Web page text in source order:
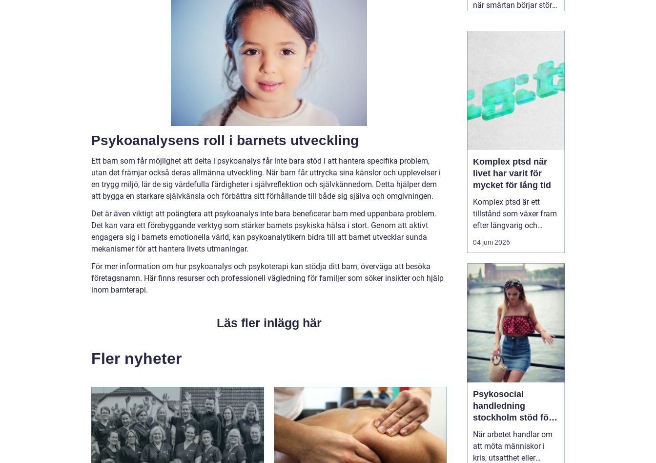
Psykoanalysens roll i barnets utveckling
Ett barn som får möjlighet att delta i psykoanalys får inte bara stöd i att hantera specifika problem,
utan det främjar också deras allmänna utveckling. När barn får uttrycka sina känslor och upplevelser i
en trygg miljö, lär de sig värdefulla färdigheter i självreflektion och självkännedom. Detta hjälper dem
att bygga en starkare självkänsla och förbättra sitt förhållande till både sig själva och omgivningen.
Det är även viktigt att poängtera att psykoanalys inte bara beneficerar barn med uppenbara problem.
Det kan vara ett förebyggande verktyg som stärker barnets psykiska hälsa i stort. Genom att aktivt
engagera sig i barnets emotionella värld, kan psykoanalytikern bidra till att barnet utvecklar sunda
mekanismer för att hantera livets utmaningar.
För mer information om hur psykoanalys och psykoterapi kan stödja ditt barn, överväga att besöka
företagsnamn. Här finns resurser och professionell vägledning för familjer som söker insikter och hjälp
inom barnterapi.
Läs fler inlägg här
Fler nyheter
när smärtan börjar störa
Ryggont, stel nacke eller
som att jobba, sova eller
träna betydligt svårare.
För den som letar efter
en 30 juni 2026
Komplex ptsd när
livet har varit för
mycket för lång tid
Komplex ptsd är ett
tillstånd som växer fram
efter långvarig och
upprepad utsatthet, ofta
i relationer som skulle
känner sig förvirrade,
skamsna eller svaga när
kropp och psyke
reagerar starkare än vad
situationen verkar
motivera. ...
04 juni 2026
Psykosocial
handledning
stockholm stöd för
hållbart arbete med
människor
När arbetet handlar om
att möta människor i
kris, utsatthet eller